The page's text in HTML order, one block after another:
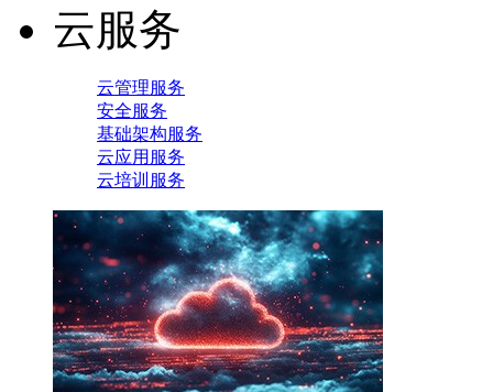
云服务
云管理服务
安全服务
基础架构服务
云应用服务
云培训服务